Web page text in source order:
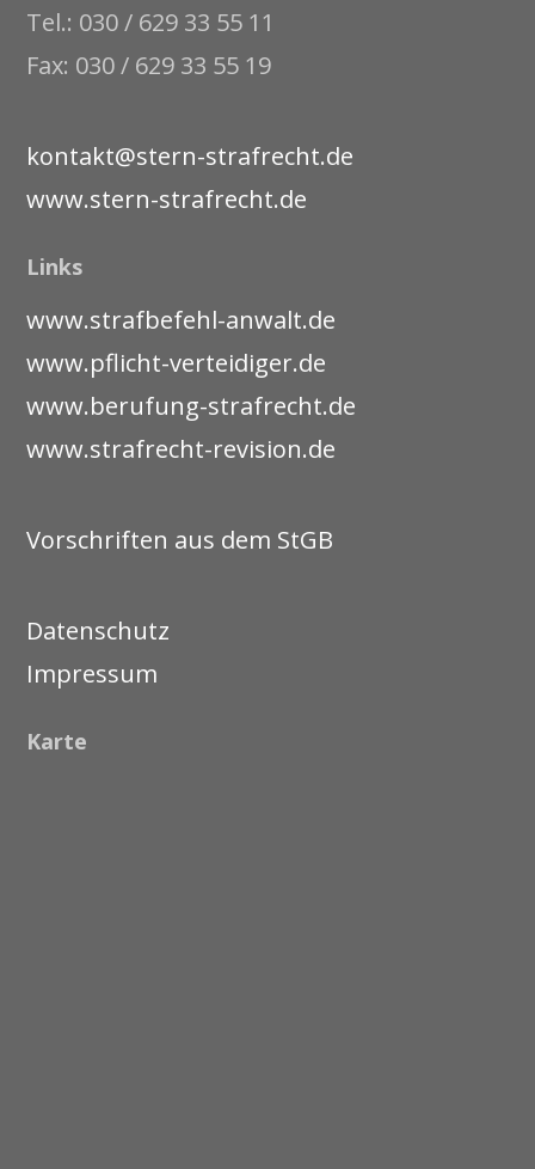
Tel.: 030 / 629 33 55 11
Fax: 030 / 629 33 55 19
kontakt@stern-strafrecht.de
www.stern-strafrecht.de
Links
www.strafbefehl-anwalt.de
www.pflicht-verteidiger.de
www.berufung-strafrecht.de
www.strafrecht-revision.de
Vorschriften aus dem StGB
Datenschutz
Impressum
Karte